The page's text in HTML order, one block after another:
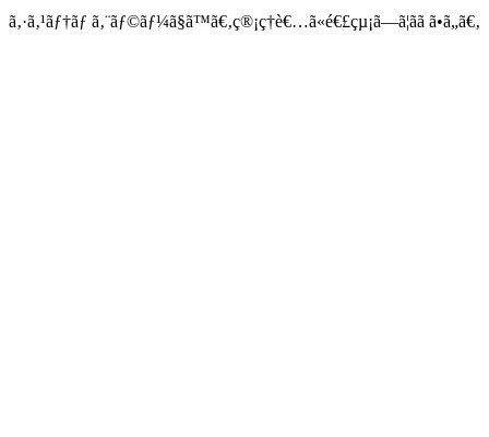
ã‚·ã‚¹ãƒ†ãƒ ã‚¨ãƒ©ãƒ¼ã§ã™ã€‚ç®¡ç†è€…ã«é€£çµ¡ã—ã¦ãã ã•ã„ã€‚